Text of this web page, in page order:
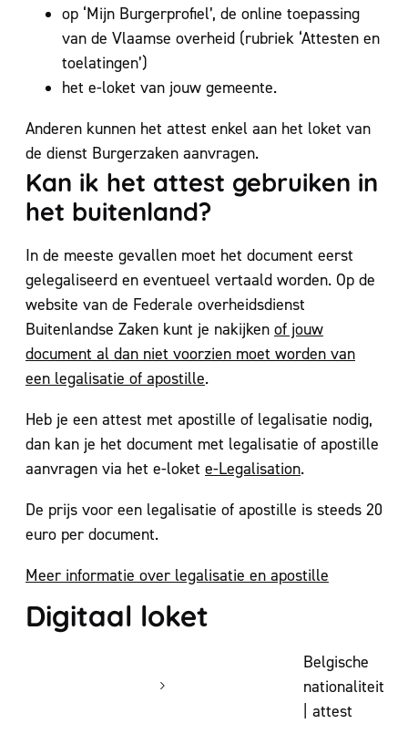
op ‘Mijn Burgerprofiel’, de online toepassing
van de Vlaamse overheid (rubriek ‘Attesten en
toelatingen’)
het e-loket van jouw gemeente.
Anderen kunnen het attest enkel aan het loket van
de dienst Burgerzaken aanvragen.
Kan ik het attest gebruiken in
het buitenland?
In de meeste gevallen moet het document eerst
gelegaliseerd en eventueel vertaald worden. Op de
website van de Federale overheidsdienst
Buitenlandse Zaken kunt je nakijken of jouw
document al dan niet voorzien moet worden van
een legalisatie of apostille.
Heb je een attest met apostille of legalisatie nodig,
dan kan je het document met legalisatie of apostille
aanvragen via het e-loket e-Legalisation.
De prijs voor een legalisatie of apostille is steeds 20
euro per document.
Meer informatie over legalisatie en apostille
Digitaal loket
Belgische
nationaliteit
| attest